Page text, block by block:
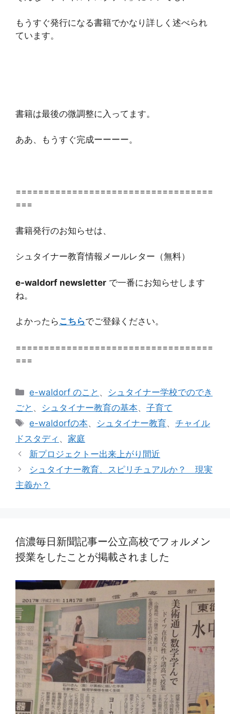
もうすぐ発行になる書籍でかなり詳しく述べられ
ています。
書籍は最後の微調整に入ってます。
ああ、もうすぐ完成ーーーー。
===================================
===
書籍発行のお知らせは、
シュタイナー教育情報メールレター（無料）
e-waldorf newsletter で一番にお知らせします
ね。
よかったら こちらでご登録ください。
===================================
===
カ
ゴ
リ
ー
e-waldorf のこと 、 シュタイナー学校でのでき
ごと 、 シュタイナー教育の基本、 子育て
タ
グ
e-waldorfの本、 シュタイナー教育、 チャイル
ドスタディ 、 家庭
新プロジェクトー出来上がり間近
シュタイナー教育、スピリチュアルか？ 現実
主義か？
信濃毎日新聞記事ー公立高校でフォルメン
授業をしたことが掲載されました